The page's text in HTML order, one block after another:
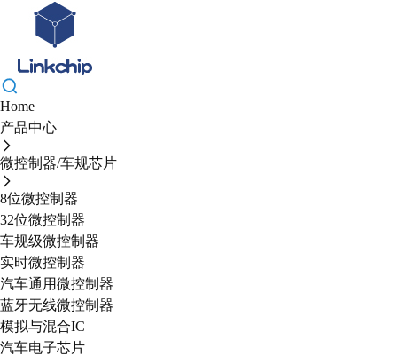
Home
产品中心
微控制器/车规芯片
8位微控制器
32位微控制器
车规级微控制器
实时微控制器
汽车通用微控制器
蓝牙无线微控制器
模拟与混合IC
汽车电子芯片